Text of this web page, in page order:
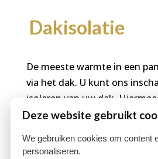
Dakisolatie
De meeste warmte in een
via het dak. U kunt ons
isoleren van uw dak.
aanzienlijke energiebesparing
buitenaf de meest efficiënte
Deze website gebruikt
We gebruiken cookies om content
personaliseren.